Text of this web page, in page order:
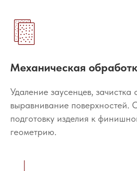
Механическая
Удаление заусенцев, зачистка
выравнивание поверхностей.
подготовку изделия к
геометрию.